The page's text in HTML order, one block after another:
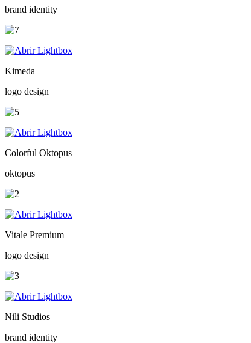
brand identity
Kimeda
logo design
Colorful Oktopus
oktopus
Vitale Premium
logo design
Nili Studios
brand identity